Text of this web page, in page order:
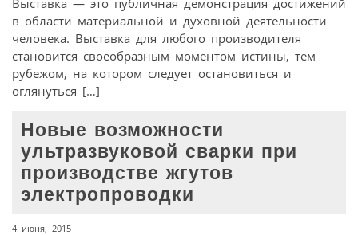
Выставка — это публичная демонстрация достижений
в области материальной и духовной деятельности
человека. Выставка для любого производителя
становится своеобразным моментом истины, тем
рубежом, на котором следует остановиться и
оглянуться […]
Новые возможности
ультразвуковой сварки при
производстве жгутов
электропроводки
4 июня, 2015